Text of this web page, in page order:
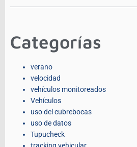
Categorías
verano
velocidad
vehículos monitoreados
Vehículos
uso del cubrebocas
uso de datos
Tupucheck